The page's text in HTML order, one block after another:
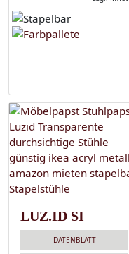
LUZ.ID SI
DATENBLATT